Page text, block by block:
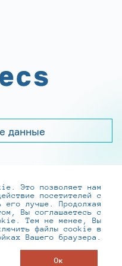
данные
800-250-0-260
,hr@infotecs.ru
ул., 2Б строение 1
Это позволяет нам
посетителей с
его лучше. Продолжая
Вы соглашаетесь с
Тем не менее, Вы
файлы cookie в
Вашего браузера.
Ок